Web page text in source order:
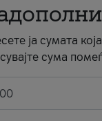
ја сумата
сума